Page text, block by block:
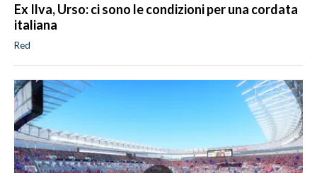
Ex Ilva, Urso: ci sono le condizioni per una cordata
italiana
Red